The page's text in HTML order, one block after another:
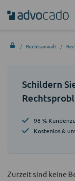
Rechtsanwalt
Schildern
98 %
Kostenlos &
Zurzeit sind keine